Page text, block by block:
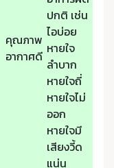
คุณภาพ
อากาศดี
ปกติ เช่น
ไอบ่อย
หายใจ
ลำบาก
หายใจถี่
หายใจไม่
ออก
หายใจมี
เสียงวี้ด
แน่น